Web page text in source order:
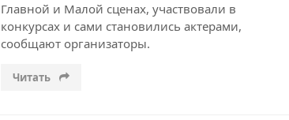
Главной и Малой сценах, участвовали в
конкурсах и сами становились актерами,
сообщают организаторы.
Читать